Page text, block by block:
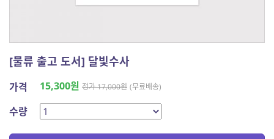
[물류 출고 도서] 달빛수사
가격 15,300원 정가 17,000원 (무료배송)
수량